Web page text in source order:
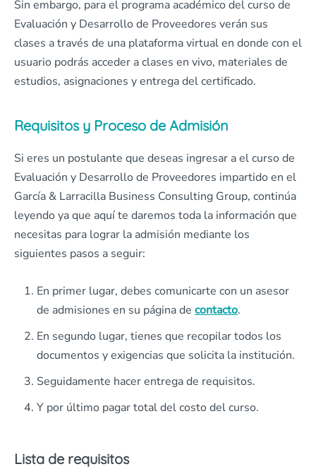
Sin embargo, para el programa académico del curso de
Evaluación y Desarrollo de Proveedores verán sus
clases a través de una plataforma virtual en donde con el
usuario podrás acceder a clases en vivo, materiales de
estudios, asignaciones y entrega del certificado.
Requisitos y Proceso de Admisión
Si eres un postulante que deseas ingresar a el curso de
Evaluación y Desarrollo de Proveedores impartido en el
García & Larracilla Business Consulting Group, continúa
leyendo ya que aquí te daremos toda la información que
necesitas para lograr la admisión mediante los
siguientes pasos a seguir:
En primer lugar, debes comunicarte con un asesor
de admisiones en su página de contacto.
En segundo lugar, tienes que recopilar todos los
documentos y exigencias que solicita la institución.
Seguidamente hacer entrega de requisitos.
Y por último pagar total del costo del curso.
Lista de requisitos